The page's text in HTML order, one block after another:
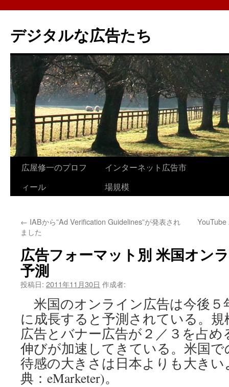
テ
ン
ス
キ
ッ
プ
デジタルな広告たち
広屋修一のプロフ
ィール
インターネット広告市
場規模
← IABから”Ad Verification Guidelines”が発表され
ました
広告フォーマット別 米国オン
予測
投稿日: 2011年11月30日 作成者:
米国のオンライン広告は今後５
に成長すると予測されている。
広告とバナー広告が２／３を占
伸びが加速してきている。米国
待感の大きさは日本よりも大き
典：eMarketer)。